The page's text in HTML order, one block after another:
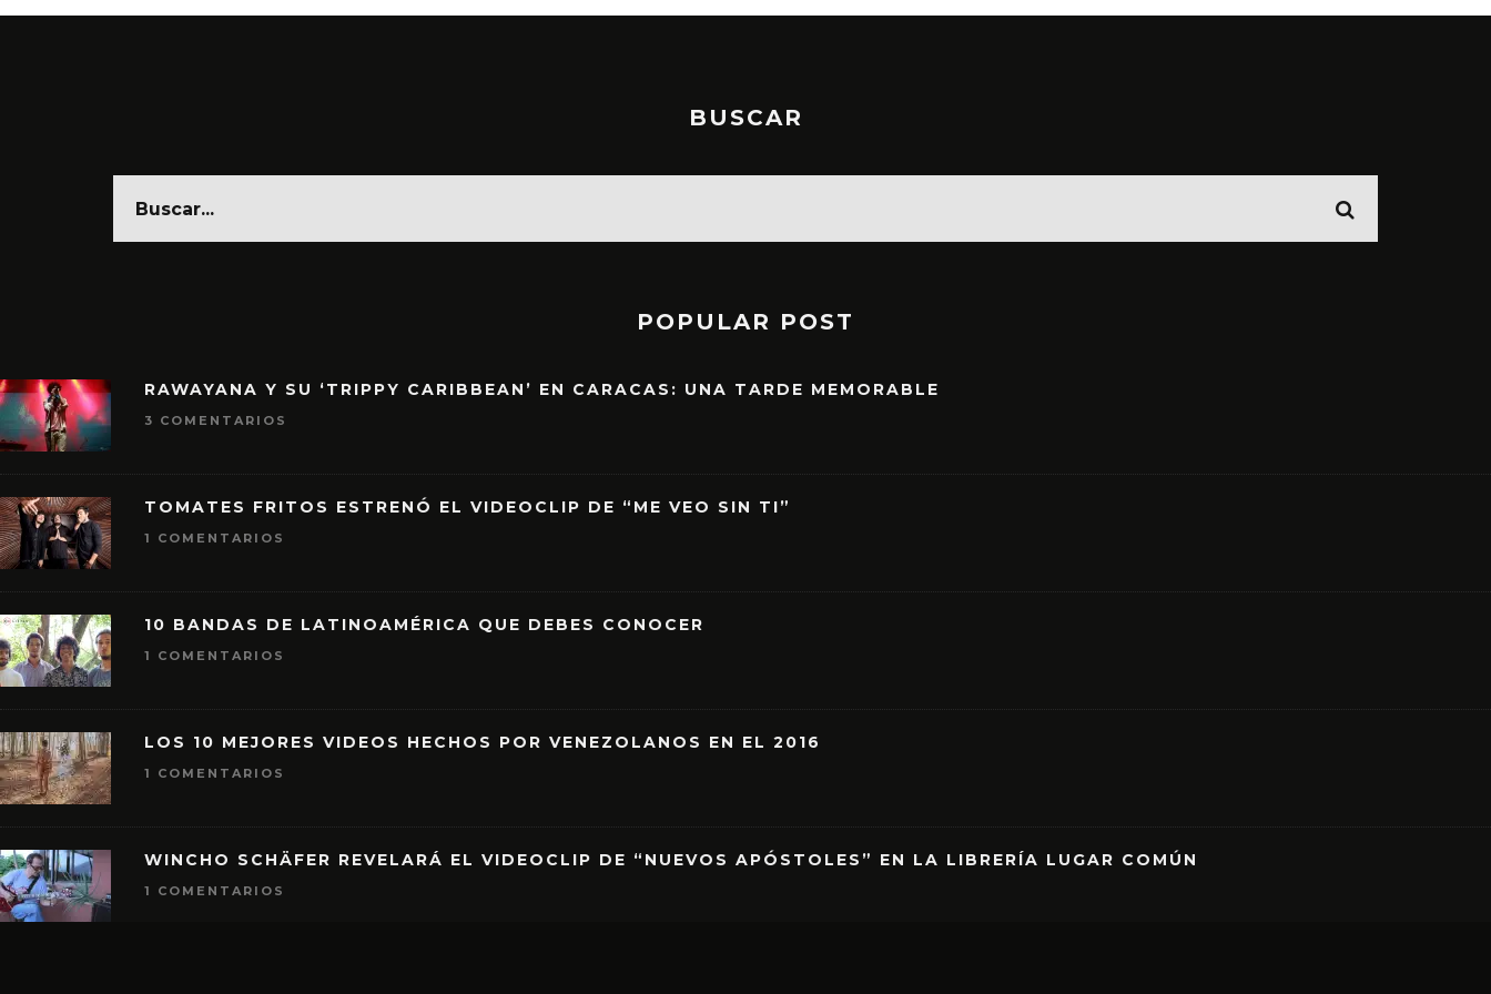
BUSCAR
POPULAR POST
RAWAYANA Y SU ‘TRIPPY CARIBBEAN’ EN CARACAS: UNA TARDE MEMORABLE
3 COMENTARIOS
TOMATES FRITOS ESTRENÓ EL VIDEOCLIP DE “ME VEO SIN TI”
1 COMENTARIOS
10 BANDAS DE LATINOAMÉRICA QUE DEBES CONOCER
1 COMENTARIOS
LOS 10 MEJORES VIDEOS HECHOS POR VENEZOLANOS EN EL 2016
1 COMENTARIOS
WINCHO SCHÄFER REVELARÁ EL VIDEOCLIP DE “NUEVOS APÓSTOLES” EN LA LIBRERÍA LUGAR COMÚN
1 COMENTARIOS